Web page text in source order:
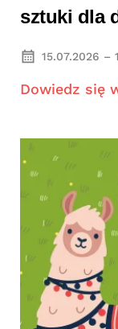
sztuki dla
15.07.2026 –
Dowiedz się